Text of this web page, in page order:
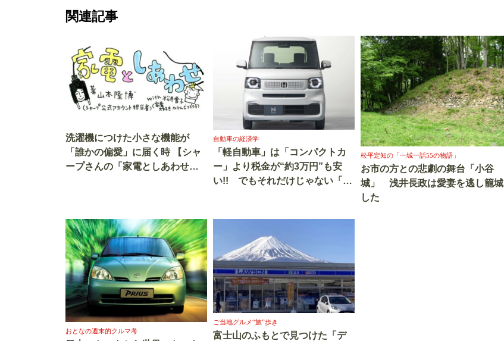
関連記事
洗濯機につけた小さな機能が
「誰かの偏愛」に届く時 【シャ
ープさんの「家電としあわせ」
自動車の経済学
「軽自動車」は「コンパクトカ
ー」より税金が“約3万円”も安
い!! でもそれだけじゃない「オ
松平定知の「一城一話55の物語」
お市の方との悲劇の舞台「小谷
城」 浅井長政は愛妻を逃し籠城
した
おとなの週末的クルマ考
ご当地グルメ“旅”歩き
富士山のふもとで見つけた「デ